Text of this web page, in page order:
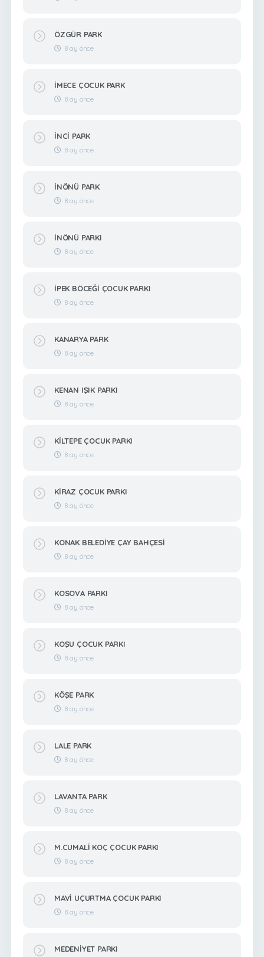
ÖZGÜR PARK
8 ay önce
İMECE ÇOCUK PARK
8 ay önce
İNCİ PARK
8 ay önce
İNÖNÜ PARK
8 ay önce
İNÖNÜ PARKI
8 ay önce
İPEK BÖCEĞİ ÇOCUK PARKI
8 ay önce
KANARYA PARK
8 ay önce
KENAN IŞIK PARKI
8 ay önce
KİLTEPE ÇOCUK PARKI
8 ay önce
KİRAZ ÇOCUK PARKI
8 ay önce
KONAK BELEDİYE ÇAY BAHÇESİ
8 ay önce
KOSOVA PARKI
8 ay önce
KOŞU ÇOCUK PARKI
8 ay önce
KÖŞE PARK
8 ay önce
LALE PARK
8 ay önce
LAVANTA PARK
8 ay önce
M.CUMALİ KOÇ ÇOCUK PARKI
8 ay önce
MAVİ UÇURTMA ÇOCUK PARKI
8 ay önce
MEDENİYET PARKI